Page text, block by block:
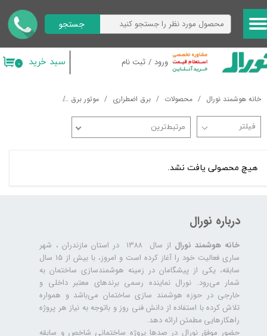
ورود / ثبت نام
حساب کاربری من
تغییر گذر واژه
خروج از حساب کاربری
جستجو
۰ سبد خرید
خانه هوشمند نورال محصولات برق اضطراری موتور برق
مرتبط‌ترین
هیچ محصولی یافت نشد.
درباره نورال
خانه هوشمند نورال
از سال ۱۳۸۸ در استان مازندران ، شهر
ساری فعالیت خود را آغاز کرده است و امروز، با بیش از ۱۵ سال
سابقه، یکی از پیشگامان در زمینه هوشمندسازی ساختمان به
شمار می‌رود. نورال نماینده رسمی برندهای معتبر داخلی و
خارجی در حوزه هوشمند سازی ساختمان می‌باشد و همواره
تلاش کرده با استفاده از دانش فنی روز و باتوجه به نیاز هر پروژه
راهکارهایی مطمئن ارائه دهد.
حضور موفق نورال در صدها پروژه‌ ساختمانی شاخص و سابقه